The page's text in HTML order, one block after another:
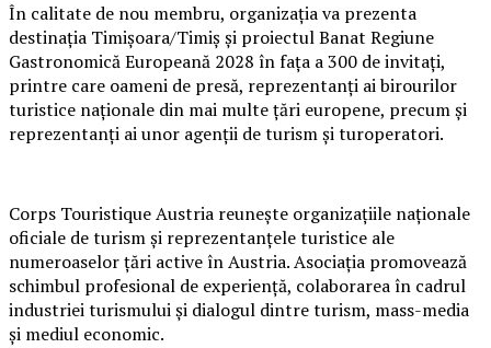
În calitate de nou membru, organizația va prezenta
destinația Timișoara/Timiș și proiectul Banat Regiune
Gastronomică Europeană 2028 în fața a 300 de invitați,
printre care oameni de presă, reprezentanți ai birourilor
turistice naționale din mai multe țări europene, precum și
reprezentanți ai unor agenții de turism și turoperatori.
Corps Touristique Austria reunește organizațiile naționale
oficiale de turism și reprezentanțele turistice ale
numeroaselor țări active în Austria. Asociația promovează
schimbul profesional de experiență, colaborarea în cadrul
industriei turismului și dialogul dintre turism, mass-media
și mediul economic.